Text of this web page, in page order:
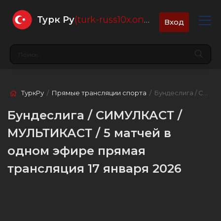
Турк Ру(turk-russ10x.online) Вход
ТуркРу / Прямые трансляции спорта / Бундеслига / СИМУЛКАСТ / МУЛЬТИКАСТ / 5 матчей в одном эфире
Бундеслига / СИМУЛКАСТ /
МУЛЬТИКАСТ / 5 матчей в
одном эфире прямая
трансляция 17 января 2026